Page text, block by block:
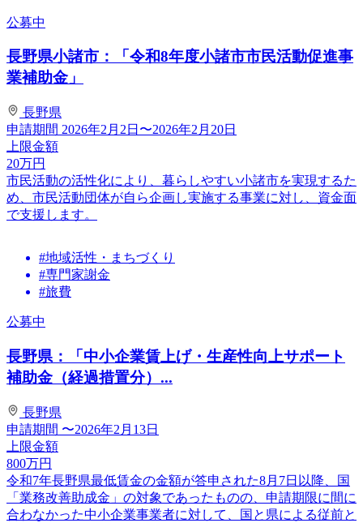
公募中
長野県小諸市：「令和8年度小諸市市民活動促進事
業補助金」
長野県
申請期間 2026年2月2日〜2026年2月20日
上限金額
20万円
市民活動の活性化により、暮らしやすい小諸市を実現するた
め、市民活動団体が自ら企画し実施する事業に対し、資金面
で支援します。
#地域活性・まちづくり
#専門家謝金
#旅費
公募中
長野県：「中小企業賃上げ・生産性向上サポート
補助金（経過措置分）...
長野県
申請期間 〜2026年2月13日
上限金額
800万円
令和7年長野県最低賃金の金額が答申された8月7日以降、国
「業務改善助成金」の対象であったものの、申請期限に間に
合わなかった中小企業事業者に対して、国と県による従前と